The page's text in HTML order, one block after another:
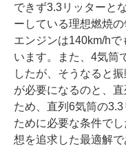
できず3.3リッターと
ーしている理想燃焼
エンジンは140km/h
います。また、4気筒
したが、そうなると
が必要になるのと、
ため、直列6気筒の
ために必要な条件で
想を追求した最適解で